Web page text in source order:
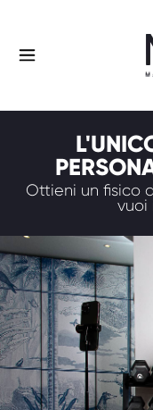
Ottieni un fisico
vuoi